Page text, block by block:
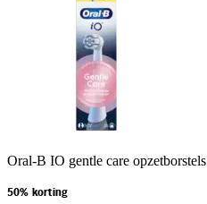
Oral-B IO gentle care opzetborstels
50% korting